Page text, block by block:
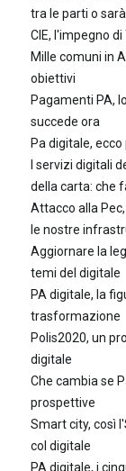
tra le parti o
CIE, l'impegno
Mille comuni in
obiettivi
Pagamenti PA,
succede ora
Pa digitale,
I servizi digitali
della carta: che
Attacco alla
le nostre
Aggiornare la
temi del digitale
PA digitale, la
trasformazione
Polis2020, un
digitale
Che cambia se
prospettive
Smart city, così
col digitale
PA digitale, i